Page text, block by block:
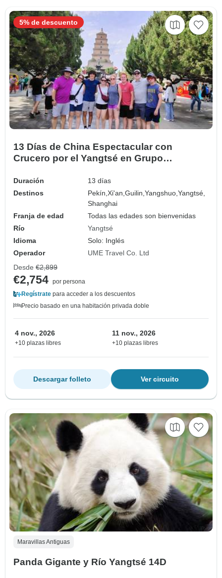
13 Días de China Espectacular con
Crucero por el Yangtsé en Grupo
Duración
13 días
Destinos
Pekín,Xi'an,Guilin,Yangshuo,Yangtsé,
Shanghai
Franja de edad
Todas las edades son bienvenidas
Río
Yangtsé
Idioma
Solo: Inglés
Operador
UME Travel Co. Ltd
5% de descuento
Desde €2,899
€2,754 por persona
Regístrate para acceder a los descuentos
Precio basado en una habitación privada doble
4 nov., 2026
+10 plazas libres
11 nov., 2026
+10 plazas libres
Ver circuito
Descargar folleto
Maravillas Antiguas
Panda Gigante y Río Yangtsé 14D